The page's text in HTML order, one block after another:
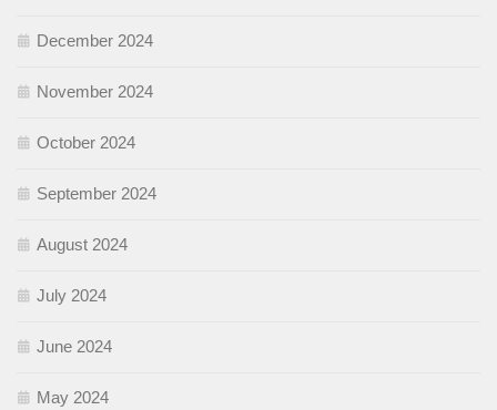
December 2024
November 2024
October 2024
September 2024
August 2024
July 2024
June 2024
May 2024